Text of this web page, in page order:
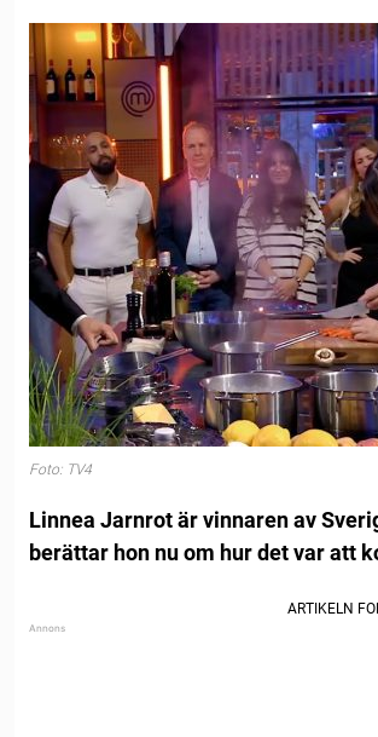
Foto: TV4
Linnea Jarnrot är vinnaren av
berättar hon nu om hur det var att